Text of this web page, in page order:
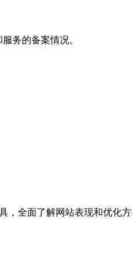
务的备案情况。
全面了解网站表现和优化方